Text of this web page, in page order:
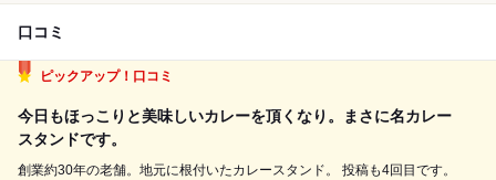
口コミ
ピックアップ！口コミ
今日もほっこりと美味しいカレーを頂くなり。まさに名カレー
スタンドです。
創業約30年の老舗。地元に根付いたカレースタンド。 投稿も4回目です。